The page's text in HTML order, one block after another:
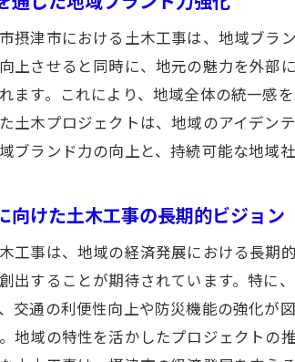
土木工
現
地
職
精密な
精
成
摂津市における土木工事は、地域ブラ
上させると同時に、地元の魅力を外部
ます。これにより、地域全体の統一感
土木プロジェクトは、地域のアイデン
ブランド力の向上と、持続可能な地域
向けた土木工事の長期的ビジョン
工事は、地域の経済発展における長期
出することが期待されています。特に
交通の利便性向上や防災機能の強化が
地域の特性を活かしたプロジェクトの